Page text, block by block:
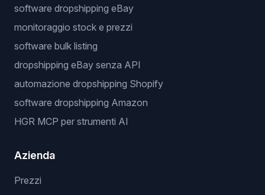
software dropshipping eBay
monitoraggio stock e prezzi
software bulk listing
dropshipping eBay senza API
automazione dropshipping Shopify
software dropshipping Amazon
HGR MCP per strumenti AI
Azienda
Prezzi